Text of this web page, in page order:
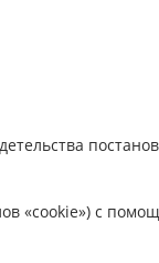
«cookie») с